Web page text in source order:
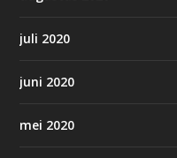
juli 2020
juni 2020
mei 2020